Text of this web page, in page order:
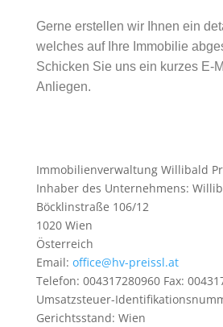
Gerne erstellen wir Ihnen ein
welches auf Ihre Immobilie
Schicken Sie uns ein kurzes E-
Anliegen.
Immobilienverwaltung Willibald
Inhaber des Unternehmens:
Böcklinstraße 106/12
1020 Wien
Österreich
Email: office@hv-preissl.at
Telefon: 004317280960 Fax:
Umsatzsteuer-
Gerichtsstand: Wien